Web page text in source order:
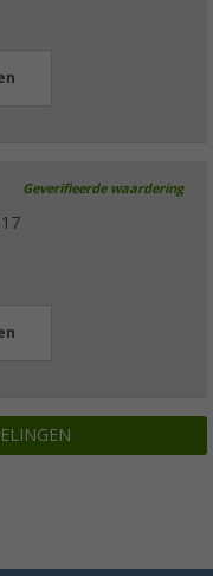
Geverifieerde waardering